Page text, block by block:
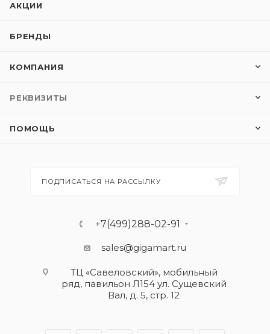
АКЦИИ
БРЕНДЫ
КОМПАНИЯ
РЕКВИЗИТЫ
ПОМОЩЬ
ПОДПИСАТЬСЯ НА РАССЫЛКУ
+7(499)288-02-91
sales@gigamart.ru
ТЦ «Савеловский», мобильный
ряд, павильон Л154 ул. Сущевский
Вал, д. 5, стр. 12